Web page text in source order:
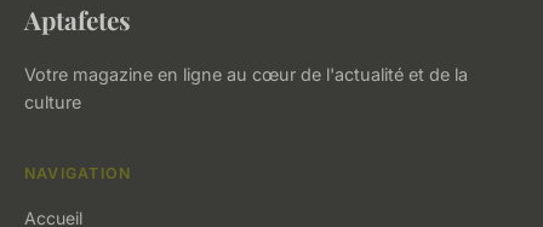
Aptafetes
Votre magazine en ligne au cœur de l'actualité et de la
culture
NAVIGATION
Accueil